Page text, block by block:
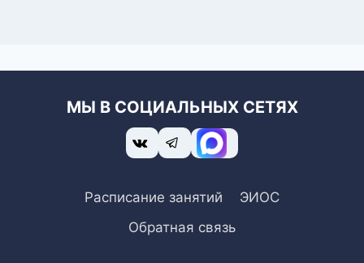
МЫ В СОЦИАЛЬНЫХ СЕТЯХ
Расписание занятий
ЭИОС
Обратная связь